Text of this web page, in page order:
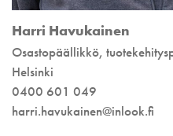
Harri Havukainen
Osastopäällikkö,
Helsinki
0400 601 049
harri.havukainen@inlook.fi